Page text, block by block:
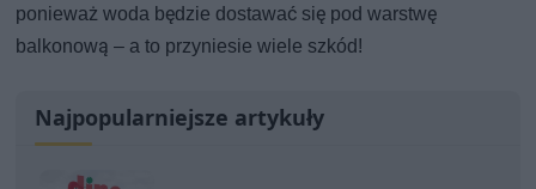
ponieważ woda będzie dostawać się pod warstwę
balkonową – a to przyniesie wiele szkód!
Najpopularniejsze artykuły